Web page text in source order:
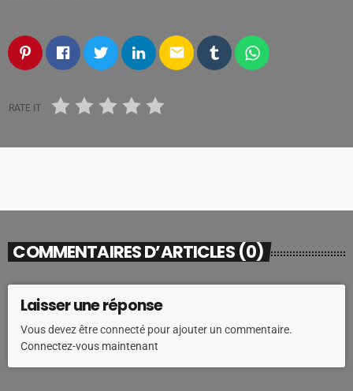
email
RATE IT
COMMENTAIRES D’ARTICLES (0)
Laisser une réponse
Vous devez être connecté pour ajouter un commentaire.
Connectez-vous maintenant